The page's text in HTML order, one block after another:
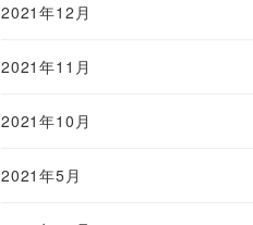
2021年12月
2021年11月
2021年10月
2021年5月